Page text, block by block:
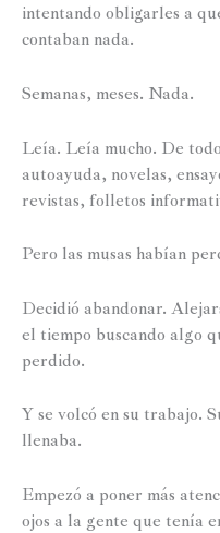
intentando obligarles a
contaban nada.
Semanas, meses. Nada.
Leía. Leía mucho. De
autoayuda, novelas,
revistas, folletos
Pero las musas habían
Decidió abandonar.
el tiempo buscando algo
perdido.
Y se volcó en su trabajo.
llenaba.
Empezó a poner más
ojos a la gente que tenía